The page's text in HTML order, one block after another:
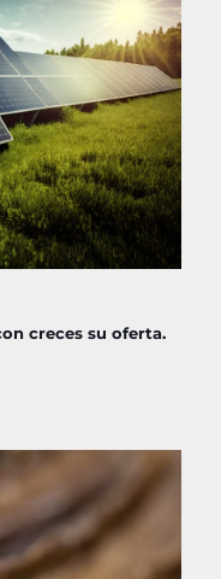
creces su oferta.